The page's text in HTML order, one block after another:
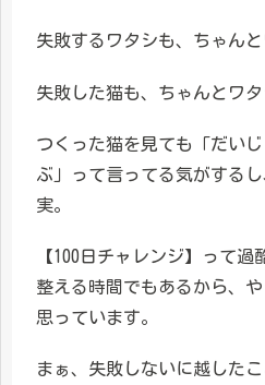
失敗するワタシも、ちゃんと
失敗した猫も、ちゃんとワタ
つくった猫を見ても「だい
ぶ」って言ってる気がする
実。
【100日チャレンジ】って
整える時間でもあるから、
思っています。
まぁ、失敗しないに越した